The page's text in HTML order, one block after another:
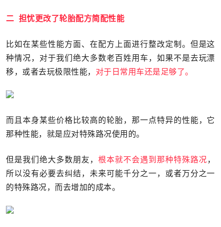
二 担忧更改了轮胎配方简配性能
比如在某些性能方面、在配方上面进行整改定制。但是这
种情况，对于我们绝大多数老百姓用车，如果不是去玩漂
移，或者去玩极限性能， 对于日常用车还是足够了。
而且本身某些价格比较高的轮胎，那一点特异的性能，它
那种性能，就是应对特殊路况使用的。
但是我们绝大多数朋友， 根本就不会遇到那种特殊路况，
所以没有必要去纠结，未来可能千分之一，或者万分之一
的特殊路况，而去增加的成本。